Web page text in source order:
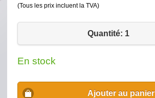
(Tous les prix incluent la TVA)
Quantité: 1
En stock
Ajouter au panier